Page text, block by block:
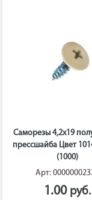
Саморезы 4,2х19
прессшайба Цвет
(1000)
Арт:
1.00